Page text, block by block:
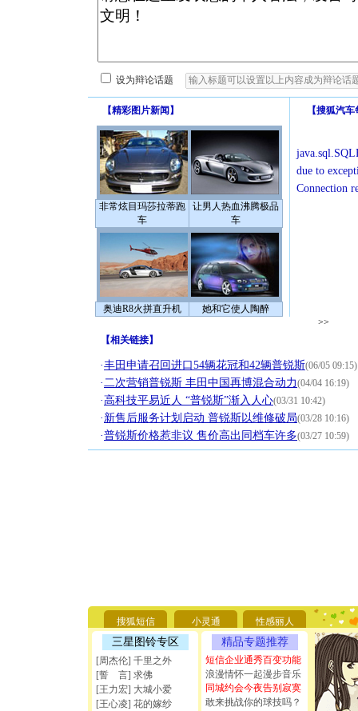
设为辩论话题
【精彩图片新闻 】
非常炫目玛莎拉蒂跑
车
让男人热血沸腾极品
车
奥迪R8火拼直升机 她和它使人陶醉
【搜狐汽车
due to
Connection
>>
【相关链接】
·丰田申请召回进口54辆花冠和42辆普锐斯(06/05 09:15)
·二次营销普锐斯 丰田中国再博混合动力(04/04 16:19)
·高科技平易近人 “普锐斯”渐入人心(03/31 10:42)
· 新售后服务计划启动 普锐斯以维修破局(03/28 10:16)
·普锐斯价格惹非议 售价高出同档车许多(03/27 10:59)
搜狐短信 小灵通 性感丽人
三星图铃专区
[周杰伦] 千里之外
[誓 言] 求佛
[王力宏] 大城小爱
[王心凌] 花的嫁纱
精品专题推荐
短信企业通秀百变功能
浪漫情怀一起漫步音乐
同城约会今夜告别寂寞
敢来挑战你的球技吗？
要平安！
[圣诞节]
能正大光
天都要快
[圣诞节]
如意,快
[元旦]看
断电。爱